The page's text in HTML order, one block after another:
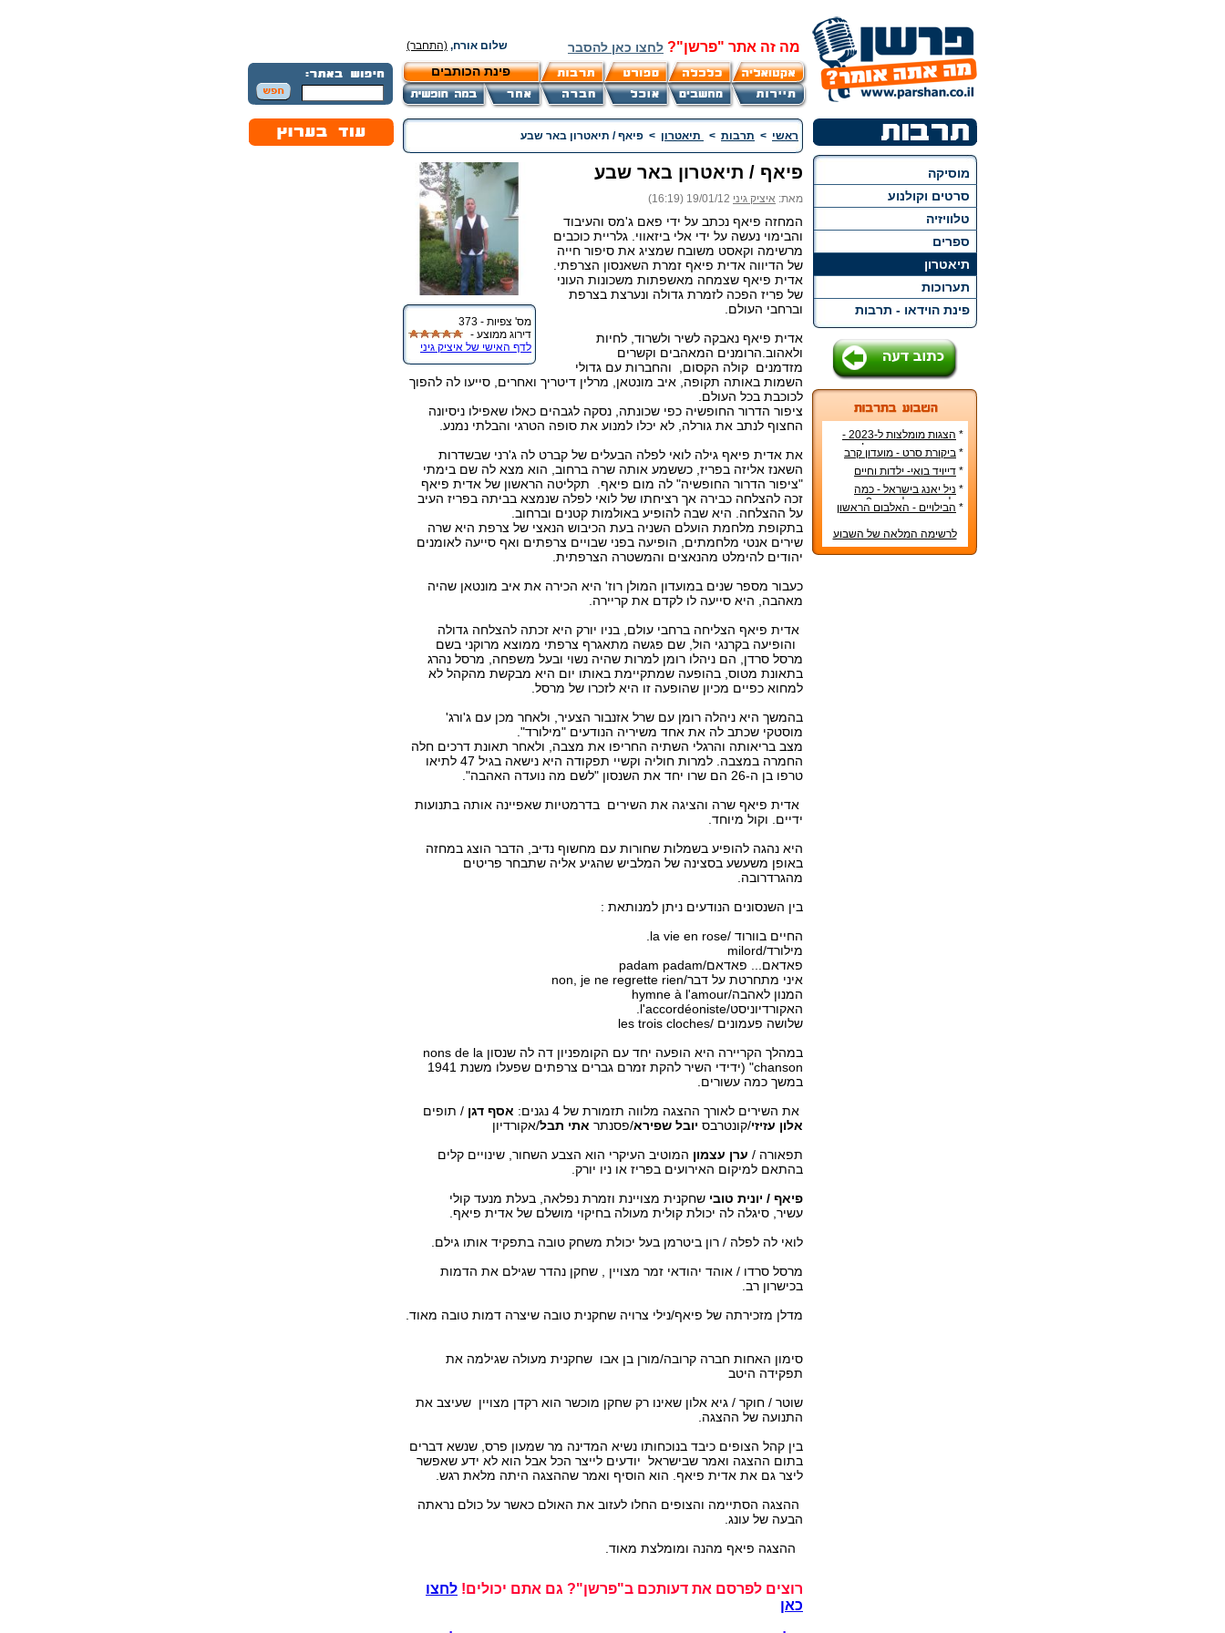
מה זה אתר "פרשן"? לחצו כאן להסבר שלום אורח, (התחבר)
פינת הכותבים
מוסיקה
סרטים וקולנוע
טלוויזיה
ספרים
תיאטרון
תערוכות
פינת הוידאו - תרבות
*
הצגות מומלצות ל-2023 -
הרשימה הטובה ביותר!
* ביקורת סרט - מועדון קרב
* דייויד בואי- ילדות וחיים
אישיים
* ניל יאנג בישראל - כמה
עולה כרטיס להופעה?
* הבילויים - האלבום הראשון
לרשימה המלאה של השבוע
ראשי > תרבות > תיאטרון > פיאף / תיאטרון באר שבע
מס' צפיות - 373
דירוג ממוצע -
לדף האישי של איציק גיני
פיאף / תיאטרון באר שבע
מאת: איציק גיני 19/01/12 (16:19)
המחזה פיאף נכתב על ידי פאם ג'מס והעיבוד
והבימוי נעשה על ידי אלי ביזאווי. גלריית כוכבים
מרשימה וקאסט משובח שמציג את סיפור חייה
של הדיווה אדית פיאף זמרת השאנסון הצרפתי.
אדית פיאף שצמחה מאשפתות משכונות העוני
של פריז הפכה לזמרת גדולה ונערצת בצרפת
וברחבי העולם.
אדית פיאף נאבקה לשיר ולשרוד, לחיות
ולאהוב.הרומנים המאהבים וקשרים
מזדמנים קולה הקסום, והחברות עם גדולי
השמות באותה תקופה, איב מונטאן, מרלין דיטריך ואחרים, סייעו לה להפוך
לכוכבת בכל העולם.
ציפור הדרור החופשיה כפי שכונתה, נסקה לגבהים כאלו שאפילו ניסיונה
החצוף לנתב את גורלה, לא יכלו למנוע את סופה הטרגי והבלתי נמנע.
את אדית פיאף גילה לואי לפלה הבעלים של קברט לה ג'רני שבשדרות
השאנז אליזה בפריז, כששמע אותה שרה ברחוב, הוא מצא לה שם בימתי
"ציפור הדרור החופשיה" לה מום פיאף. תקליטה הראשון של אדית פיאף
זכה להצלחה כבירה אך רציחתו של לואי לפלה שנמצא בביתה בפריז העיב
על ההצלחה. היא שבה להופיע באולמות קטנים וברחוב.
בתקופת מלחמת הועלם השניה בעת הכיבוש הנאצי של צרפת היא שרה
שירים אנטי מלחמתים, הופיעה בפני שבויים צרפתים ואף סייעה לאומנים
יהודים להימלט מהנאצים והמשטרה הצרפתית.
כעבור מספר שנים במועדון המולן רוז' היא הכירה את איב מונטאן שהיה
מאהבה, היא סייעה לו לקדם את קריירה.
אדית פיאף הצליחה ברחבי עולם, בניו יורק היא זכתה להצלחה גדולה
והופיעה בקרנגי הול, שם פגשה מתאגרף צרפתי ממוצא מרוקני בשם
מרסל סרדן, הם ניהלו רומן למרות שהיה נשוי ובעל משפחה, מרסל נהרג
בתאונת מטוס, בהופעה שמתקיימת באותו יום היא מבקשת מהקהל לא
למחוא כפיים מכיון שהופעה זו היא לזכרו של מרסל.
בהמשך היא ניהלה רומן עם שרל אזנבור הצעיר, ולאחר מכן עם ג'ורג'
מוסטקי שכתב לה את אחד משיריה הנודעים "מילורד".
מצב בריאותה והרגלי השתיה החריפו את מצבה, ולאחר תאונת דרכים חלה
החמרה במצבה. למרות חוליה וקשיי תפקודה היא נישאה בגיל 47 לתיאו
טרפו בן ה-26 הם שרו יחד את השנסון "לשם מה נועדה האהבה".
אדית פיאף שרה והציגה את השירים בדרמטיות שאפיינה אותה בתנועות
ידיים. וקול מיוחד.
היא נהגה להופיע בשמלות שחורות עם מחשוף נדיב, הדבר הוצג במחזה
באופן משעשע בסצינה של המלביש שהגיע אליה שתבחר פריטים
מהגרדרובה.
בין השנסונים הנודעים ניתן למנותאת :
החיים בוורוד /la vie en rose.
מילורד/milord
פאדאם... פאדאם/padam padam
איני מתחרטת על דבר/non, je ne regrette rien
המנון לאהבה/hymne à l'amour
האקורדיוניסט/l'accordéoniste.
שלושה פעמונים /les trois cloches
במהלך הקריירה היא הופעה יחד עם הקומפניון דה לה שנסון nons de la
chanson" (ידידי השיר להקת זמרם גברים צרפתים שפעלו משנת 1941
במשך כמה עשורים.
את השירים לאורך ההצגה מלווה תזמורת של 4 נגנים:
אסף דגן / תופים
אלון עזיזי/קונטרבס יובל שפירא/פסנתר אתי תבל/אקורדיון
תפאורה / ערן עצמון המוטיב העיקרי הוא הצבע השחור, שינויים קלים
בהתאם למיקום האירועים בפריז או ניו יורק.
פיאף / יונית טובי שחקנית מצויינת וזמרת נפלאה, בעלת מנעד קולי
עשיר, סיגלה לה יכולת קולית מעולה בחיקוי מושלם של אדית פיאף.
לואי לה לפלה / רון ביטרמן בעל יכולת משחק טובה בתפקיד אותו גילם.
מרסל סרדו / אוהד יהודאי זמר מצויין , שחקן נהדר שגילם את הדמות
בכישרון רב.
מדלן מזכירתה של פיאף/נילי צרויה שחקנית טובה שיצרה דמות טובה מאוד.
סימון האחות חברה קרובה/מורן בן אבו שחקנית מעולה שגילמה את
תפקידה היטב
שוטר / חוקר / גיא אלון שאינו רק שחקן מוכשר הוא רקדן מצויין שעיצב את
התנועה של ההצגה.
בין קהל הצופים כיבד בנוכחותו נשיא המדינה מר שמעון פרס, שנשא דברים
בתום ההצגה ואמר שבישראל יודעים לייצר הכל אבל הוא לא ידע שאפשר
ליצר גם את אדית פיאף. הוא הוסיף ואמר שההצגה היתה מלאת רגש.
ההצגה הסתיימה והצופים החלו לעזוב את האולם כאשר על כולם נראתה
הבעה של עונג.
ההצגה פיאף מהנה ומומלצת מאוד.
רוצים לפרסם את דעותכם ב"פרשן"? גם אתם יכולים! לחצו
כאן